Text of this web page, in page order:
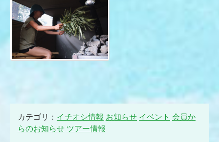
カテゴリ： イチオシ情報 お知らせ イベント 会員か
らのお知らせ ツアー情報